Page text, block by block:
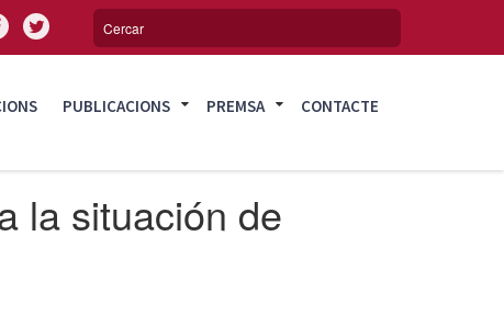
PUBLICACIONS PREMSA CONTACTE
la situación de